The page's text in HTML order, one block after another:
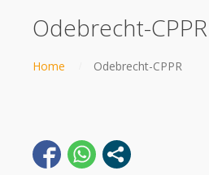
Odebrecht-CPPR
Home Odebrecht-CPPR